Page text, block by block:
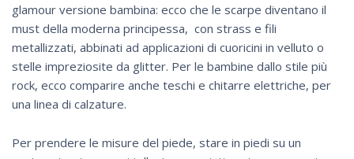
glamour versione bambina: ecco che le scarpe diventano il
must della moderna principessa, con strass e fili
metallizzati, abbinati ad applicazioni di cuoricini in velluto o
stelle impreziosite da glitter. Per le bambine dallo stile più
rock, ecco comparire anche teschi e chitarre elettriche, per
una linea di calzature.
Per prendere le misure del piede, stare in piedi su un